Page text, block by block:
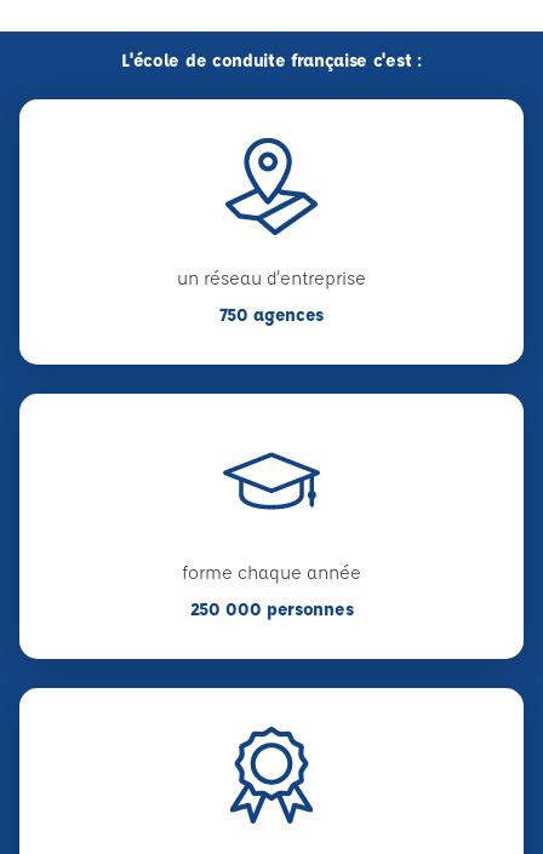
L'école de conduite française c'est :
un réseau d'entreprise
750 agences
forme chaque année
250 000 personnes